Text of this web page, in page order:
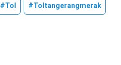
#tol
#toltangerangmerak